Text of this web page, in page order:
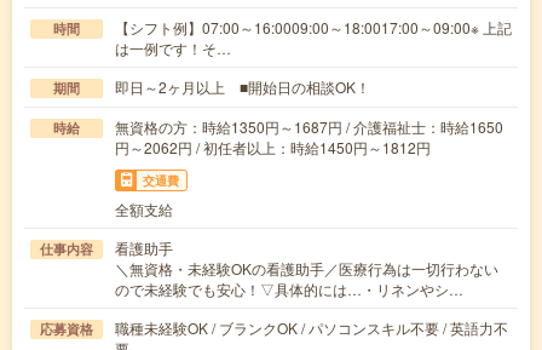
時間
【シフト例】07:00～16:0009:00～18:0017:00～09:00※ 上記
は一例です！そ…
期間 即日～2ヶ月以上 ■開始日の相談OK！
時給
無資格の方：時給1350円～1687円 / 介護福祉士：時給1650
円～2062円 / 初任者以上：時給1450円～1812円
交通費
全額支給
仕事内容
看護助手
＼無資格・未経験OKの看護助手／医療行為は一切行わない
ので未経験でも安心！▽具体的には…・リネンやシ…
応募資格
職種未経験OK / ブランクOK / パソコンスキル不要 / 英語力不